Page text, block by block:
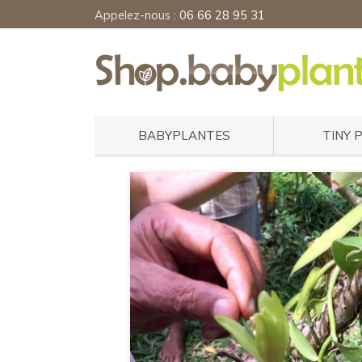
Appelez-nous : 06 66 28 95 31
BABYPLANTES TINY